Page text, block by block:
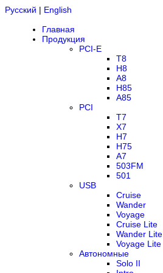
Русский | English
Главная
Продукция
PCI-E
T8
H8
A8
H85
A85
PCI
T7
X7
H7
H75
A7
503FM
501
USB
Cruise
Wander
Voyage
Cruise Lite
Wander Lite
Voyage Lite
Автономные
Solo II